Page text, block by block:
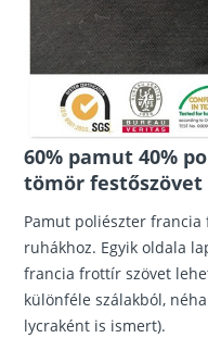
60% pamut 40%
tömör festőszövet
Pamut poliészter
ruhákhoz. Egyik oldala
francia frottír szövet
különféle szálakból,
lycraként is ismert).